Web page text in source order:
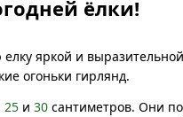
ёлки!
яркой и
огоньки гирлянд.
25 и 30 сантиметров. Они